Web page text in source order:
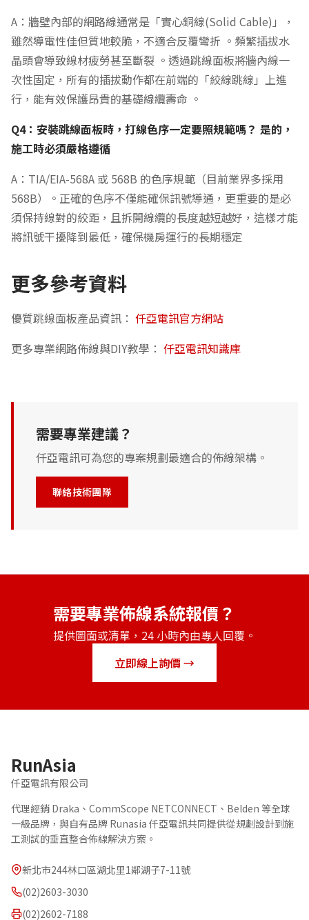
A：牆壁內部的網路線通常是「實心銅線(Solid Cable)」，
雖然導電性佳但質地較脆，不適合反覆彎折 。頻繁插拔水
晶頭會導致線材疲勞甚至斷裂 。透過跳線面板將牆內線一
次性固定，所有的插拔動作都在前端的「絞線跳線」上進
行，能有效保護昂貴的基礎線纜壽命 。
Q4：安裝跳線面板時，打線色序一定要照規範嗎？ 是的，
施工時必須嚴格遵循
A：TIA/EIA-568A 或 568B 的色序規範（目前業界多採用
568B）。正確的色序不僅能確保訊號導通，更重要的是必
須保持線對的絞距，且拆開線纜的長度越短越好，這樣才能
將訊號干擾降到最低，確保機房運行的長期穩定
更多參考資料
優質跳線面板產品資訊： 仟亞電訊官方網站
更多專業網路佈線與DIY教學： 仟亞電訊知識庫
需要專業建議？
仟亞電訊可為您的專案規劃最適合的佈線架構。
聯絡技術團隊
需要專業佈線系統報價？
提供圖面或清單，24 小時內由專人回覆。
立即線上詢價 →
RunAsia
仟亞電訊有限公司
代理經銷 Draka、CommScope NETCONNECT、Belden 等全球
一級品牌，與自有品牌 Runasia 仟亞電訊共同提供從規劃設計到施
工測試的垂直整合佈線解決方案。
新北市244林口區湖北里1鄰湖子7-11號
(02)2603-3030
(02)2602-7188